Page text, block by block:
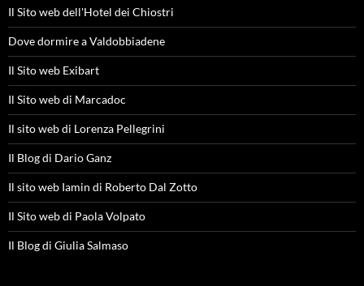
Il Sito web dell'Hotel dei Chiostri
Dove dormire a Valdobbiadene
Il Sito web Exibart
Il Sito web di Marcadoc
Il sito web di Lorenza Pellegrini
Il Blog di Dario Ganz
Il sito web Iamin di Roberto Dal Zotto
Il Sito web di Paola Volpato
Il Blog di Giulia Salmaso